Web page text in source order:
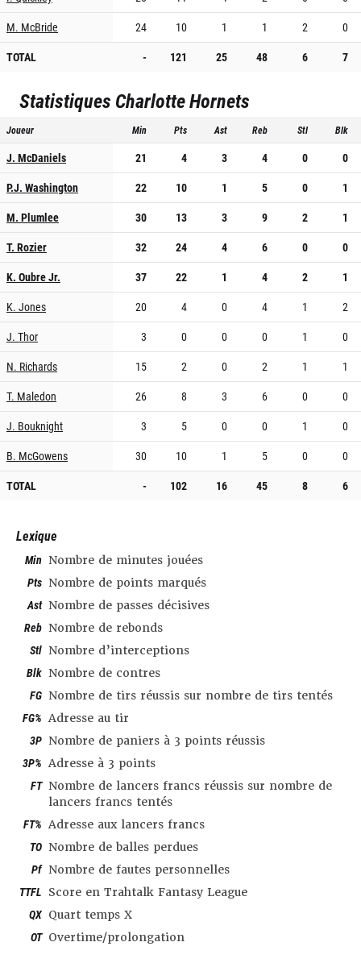
M. McBride
24 10 1 1 2
0
TOTAL
- 121 25 48 6 7
Statistiques Charlotte Hornets
Joueur Min Pts Ast Reb Stl Blk
J. McDaniels 21 4 3 4 0
0
P.J. Washington
22 10 1 5 0
1
M. Plumlee
30 13 3 9 2
1
T. Rozier
32 24 4 6 0
0
K. Oubre Jr.
37 22 1 4 2
1
K. Jones
20 4 0 4 1
2
J. Thor
3 0 0 0 1
0
N. Richards
15 2 0 2 1
1
T. Maledon
26 8 3 6 0
0
J. Bouknight
3 5 0 0 1
0
B. McGowens
30 10 1 5 0
0
TOTAL
- 102 16 45 8 6
Lexique
Min Nombre de minutes jouées
Pts Nombre de points marqués
Ast Nombre de passes décisives
Reb Nombre de rebonds
Stl Nombre d’interceptions
Blk Nombre de contres
FG Nombre de tirs réussis sur nombre de tirs tentés
FG% Adresse au tir
3P Nombre de paniers à 3 points réussis
3P% Adresse à 3 points
FT Nombre de lancers francs réussis sur nombre de
lancers francs tentés
FT% Adresse aux lancers francs
TO Nombre de balles perdues
Pf Nombre de fautes personnelles
TTFL Score en Trahtalk Fantasy League
QX Quart temps X
OT Overtime/prolongation